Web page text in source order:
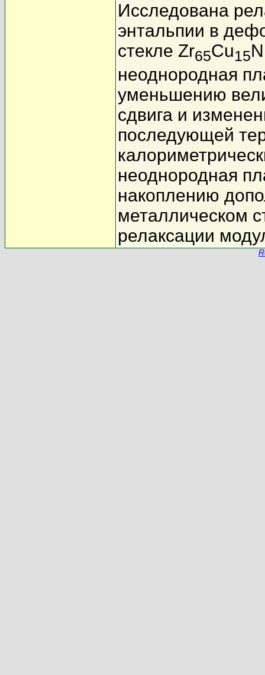
Исследована
энтальпии в
стекле Zr65Cu15
неоднородная
уменьшению
сдвига и
последующей
неоднородная
накоплению
металлическом
релаксации